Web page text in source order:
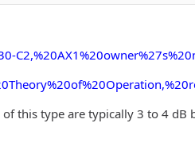
of this type are typically 3 to 4 dB